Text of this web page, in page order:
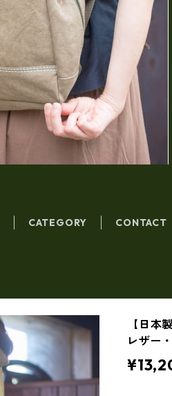
CATEGORY CONTACT
【日本
レザー